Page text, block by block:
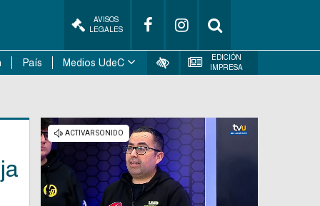
AVISOS
LEGALES
País Medios UdeC
EDICIÓN
IMPRESA